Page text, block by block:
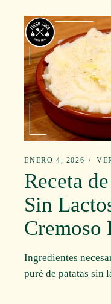
ENERO 4, 2026
Receta
Sin
Cremoso
Ingredientes
puré de patatas sin